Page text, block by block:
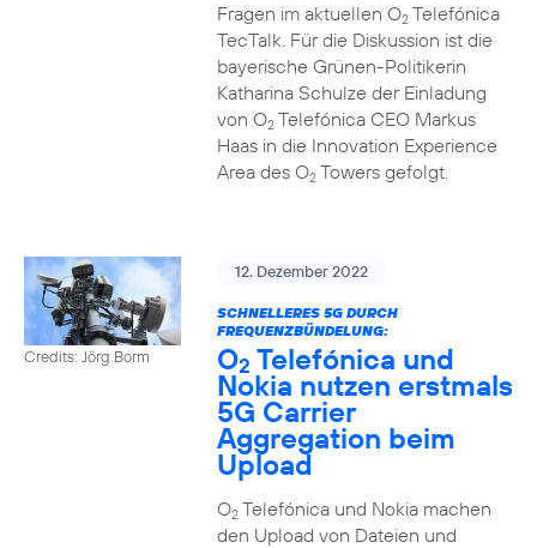
Fragen im aktuellen O2Telefónica
TecTalk. Für die Diskussion ist die
bayerische Grünen-Politikerin
Katharina Schulze der Einladung
von O2Telefónica CEO Markus
Haas in die Innovation Experience
Area des O2Towers gefolgt.
Credits: Jörg Borm
12. Dezember 2022
SCHNELLERES 5G DURCH
FREQUENZBÜNDELUNG:
O2 Telefónica und
Nokia nutzen erstmals
5G Carrier
Aggregation beim
Upload
O2Telefónica und Nokia machen
den Upload von Dateien und